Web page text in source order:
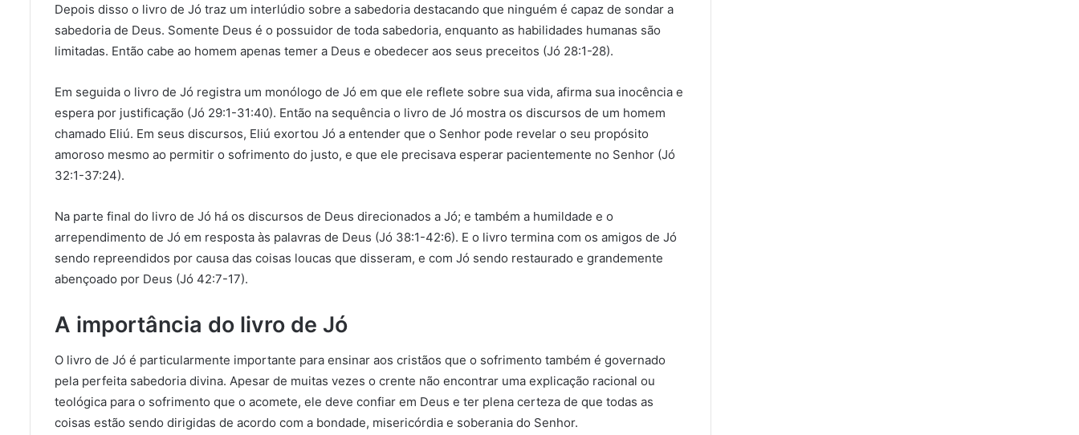
Depois disso o livro de Jó traz um interlúdio sobre a sabedoria destacando que ninguém é capaz de sondar a
sabedoria de Deus. Somente Deus é o possuidor de toda sabedoria, enquanto as habilidades humanas são
limitadas. Então cabe ao homem apenas temer a Deus e obedecer aos seus preceitos (Jó 28:1-28).
Em seguida o livro de Jó registra um monólogo de Jó em que ele reflete sobre sua vida, afirma sua inocência e
espera por justificação (Jó 29:1-31:40). Então na sequência o livro de Jó mostra os discursos de um homem
chamado Eliú. Em seus discursos, Eliú exortou Jó a entender que o Senhor pode revelar o seu propósito
amoroso mesmo ao permitir o sofrimento do justo, e que ele precisava esperar pacientemente no Senhor (Jó
32:1-37:24).
Na parte final do livro de Jó há os discursos de Deus direcionados a Jó; e também a humildade e o
arrependimento de Jó em resposta às palavras de Deus (Jó 38:1-42:6). E o livro termina com os amigos de Jó
sendo repreendidos por causa das coisas loucas que disseram, e com Jó sendo restaurado e grandemente
abençoado por Deus (Jó 42:7-17).
A importância do livro de Jó
O livro de Jó é particularmente importante para ensinar aos cristãos que o sofrimento também é governado
pela perfeita sabedoria divina. Apesar de muitas vezes o crente não encontrar uma explicação racional ou
teológica para o sofrimento que o acomete, ele deve confiar em Deus e ter plena certeza de que todas as
coisas estão sendo dirigidas de acordo com a bondade, misericórdia e soberania do Senhor.